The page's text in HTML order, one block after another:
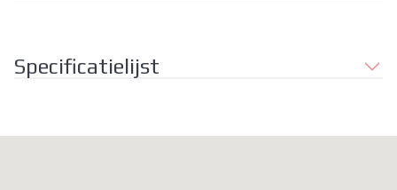
Specificatielijst